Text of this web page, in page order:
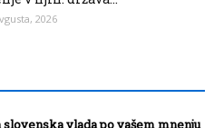
2026
vlada po vašem mnenju